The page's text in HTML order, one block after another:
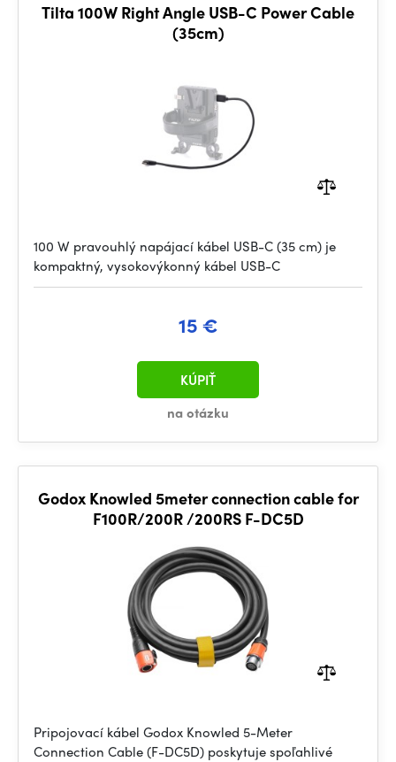
Tilta 100W Right Angle USB-C Power Cable
(35cm)
100 W pravouhlý napájací kábel USB-C (35 cm) je
kompaktný, vysokovýkonný kábel USB-C
15 €
na otázku
KÚPIŤ
Godox Knowled 5meter connection cable for
F100R/200R /200RS F-DC5D
Pripojovací kábel Godox Knowled 5-Meter
Connection Cable (F-DC5D) poskytuje spoľahlivé